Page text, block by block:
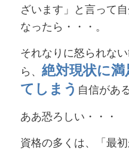
ざいます」と言って
なったら・・・。
それなりに怒られな
ら、 絶対現状に
てしまう 自信があ
ああ恐ろしい・・・
資格の多くは、「最